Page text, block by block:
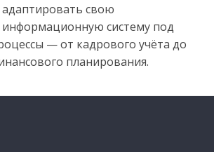
адаптировать свою
систему под
— от кадрового учёта до
планирования.